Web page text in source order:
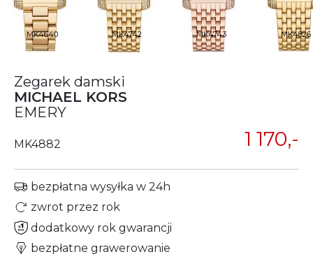
MK4640 MK4742 MK4743 MK4826
Zegarek damski
MICHAEL KORS
EMERY
MK4882 1 170,-
bezpłatna wysyłka w 24h
zwrot przez rok
dodatkowy rok gwarancji
bezpłatne grawerowanie